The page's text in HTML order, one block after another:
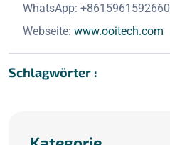
WhatsApp: +8615961592660
Webseite: www.ooitech.com
Schlagwörter :